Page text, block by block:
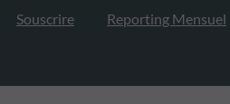
Souscrire Reporting Mensuel